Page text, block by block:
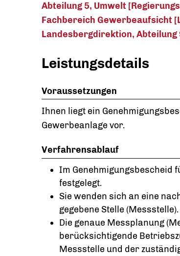
Abteilung 5, Umwelt
Fachbereich Gewerbeaufsicht
Landesbergdirektion,
Leistungsdetails
Voraussetzungen
Ihnen liegt ein
Gewerbeanlage vor.
Verfahrensablauf
Im Genehmigungsbescheid
festgelegt.
Sie wenden sich an eine
gegebene Stelle (Messstelle).
Die genaue Messplanung
berücksichtigende
Messstelle und der